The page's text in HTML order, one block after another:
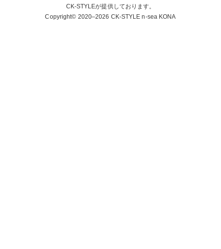
CK-STYLEが提供しております。
Copyright© 2020–2026 CK-STYLE n-sea KONA